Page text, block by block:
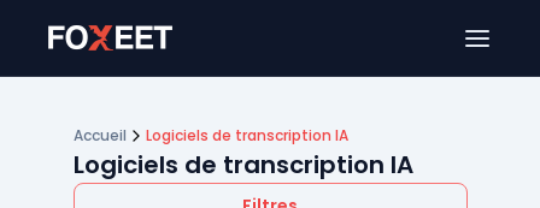
Accueil Logiciels de transcription IA
Logiciels de transcription IA